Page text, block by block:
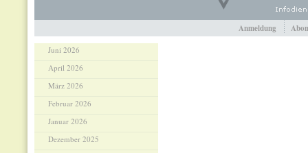
Anmeldung
Juni 2026
April 2026
März 2026
Februar 2026
Januar 2026
Dezember 2025